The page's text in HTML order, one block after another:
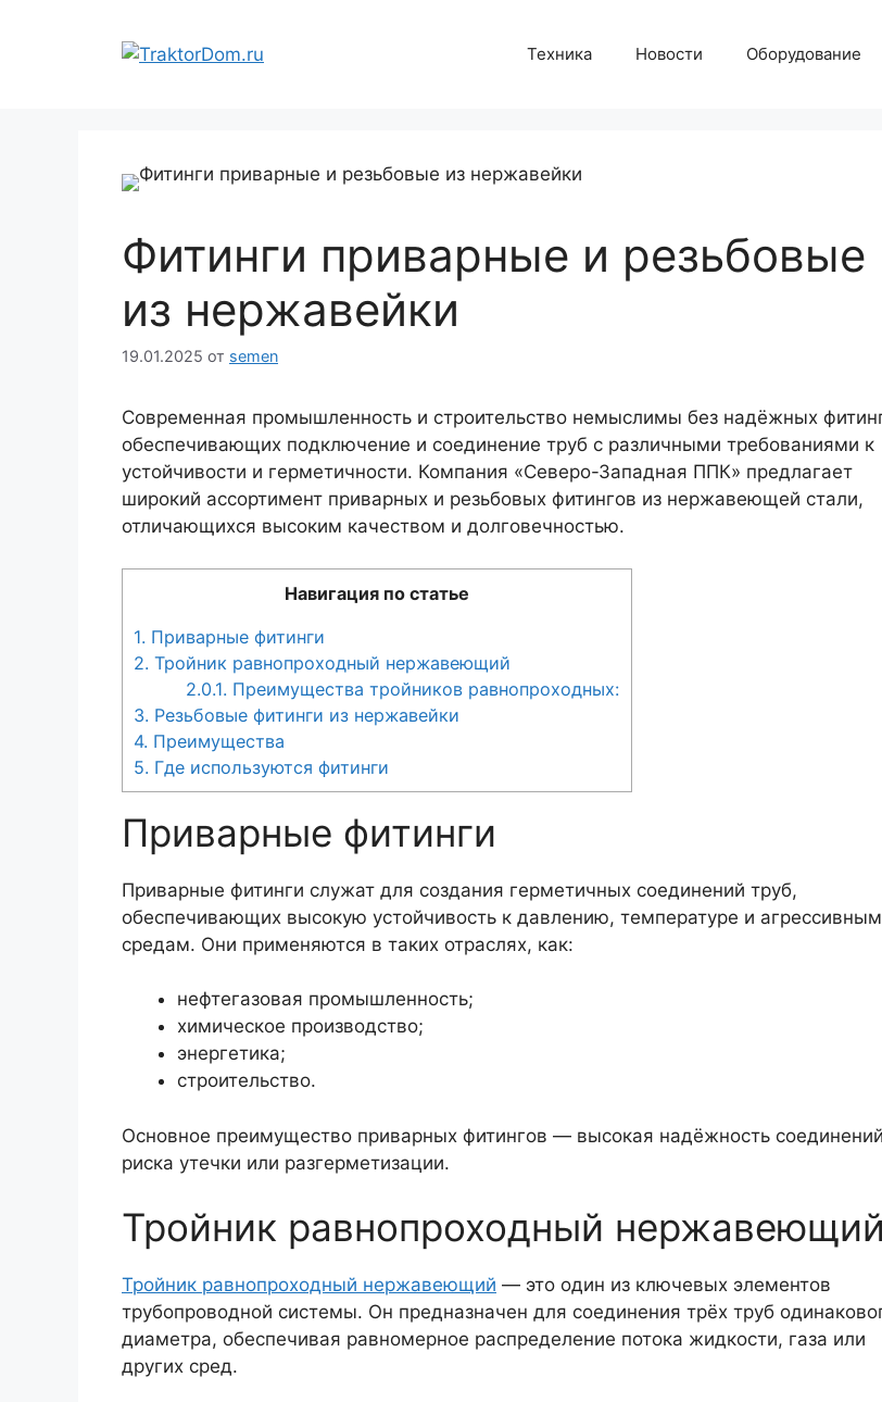
Техника Новости Оборудование
Фитинги приварные и резьбовые
из нержавейки
19.01.2025 от semen
Современная промышленность и строительство немыслимы без надёжных
обеспечивающих подключение и соединение труб с различными требованиями к
устойчивости и герметичности. Компания «Северо-Западная ППК» предлагает
широкий ассортимент приварных и резьбовых фитингов из нержавеющей стали,
отличающихся высоким качеством и долговечностью.
Навигация по статье
1. Приварные фитинги
2. Тройник равнопроходный нержавеющий
2.0.1. Преимущества тройников равнопроходных:
3. Резьбовые фитинги из нержавейки
4. Преимущества
5. Где используются фитинги
Приварные фитинги
Приварные фитинги служат для создания герметичных соединений труб,
обеспечивающих высокую устойчивость к давлению, температуре и агрессивным
средам. Они применяются в таких отраслях, как:
нефтегазовая промышленность;
химическое производство;
энергетика;
строительство.
Основное преимущество приварных фитингов — высокая надёжность
риска утечки или разгерметизации.
Тройник равнопроходный нержавеющий
Тройник равнопроходный нержавеющий — это один из ключевых элементов
трубопроводной системы. Он предназначен для соединения трёх труб
диаметра, обеспечивая равномерное распределение потока жидкости, газа или
других сред.